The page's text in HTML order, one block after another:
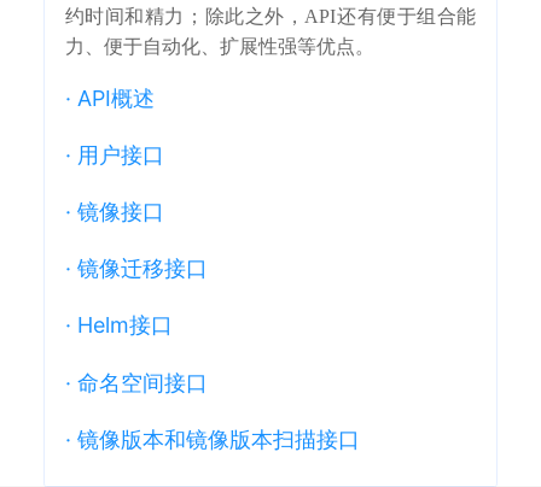
约时间和精力；除此之外，API还有便于组合能
力、便于自动化、扩展性强等优点。
· API概述
· 用户接口
· 镜像接口
· 镜像迁移接口
· Helm接口
· 命名空间接口
· 镜像版本和镜像版本扫描接口